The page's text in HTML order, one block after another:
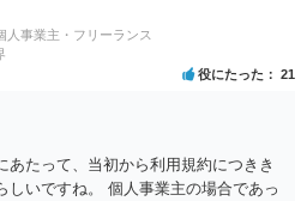
りだされてしまうと、その商品が仮に
ランドイメージが傷ついてしまいま
が来てしまいますので、商標権を侵
ば商標権（ロゴマーク等）に対する一
ります。また、本来商標権者に入る
す。 修理だけではそのような問題は
人事業主・フリーランス
役にたった 21
あたって、当初から利用規約につきき
しいですね。 個人事業主の場合であっ